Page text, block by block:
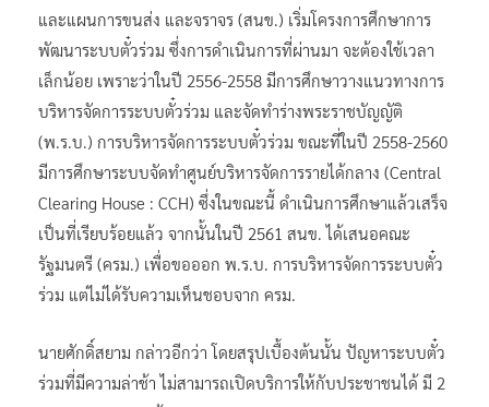
และแผนการขนส่ง และจราจร (สนข.) เริ่มโครงการศึกษาการ
พัฒนาระบบตั๋วร่วม ซึ่งการดำเนินการที่ผ่านมา จะต้องใช้เวลา
เล็กน้อย เพราะว่าในปี 2556-2558 มีการศึกษาวางแนวทางการ
บริหารจัดการระบบตั๋วร่วม และจัดทำร่างพระราชบัญญัติ
(พ.ร.บ.) การบริหารจัดการระบบตั๋วร่วม ขณะที่ในปี 2558-2560
มีการศึกษาระบบจัดทำศูนย์บริหารจัดการรายได้กลาง (Central
Clearing House : CCH) ซึ่งในขณะนี้ ดำเนินการศึกษาแล้วเสร็จ
เป็นที่เรียบร้อยแล้ว จากนั้นในปี 2561 สนข. ได้เสนอคณะ
รัฐมนตรี (ครม.) เพื่อขอออก พ.ร.บ. การบริหารจัดการระบบตั๋ว
ร่วม แต่ไม่ได้รับความเห็นชอบจาก ครม.
นายศักดิ์สยาม กล่าวอีกว่า โดยสรุปเบื้องต้นนั้น ปัญหาระบบตั๋ว
ร่วมที่มีความล่าช้า ไม่สามารถเปิดบริการให้กับประชาชนได้ มี 2